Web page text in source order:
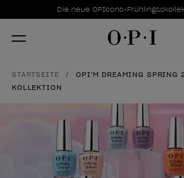
Sonderangebote
Die neue OPIcons-
Item 1 of 1
STARTSEITE
OPI'M DREAMING SPRING
KOLLEKTION